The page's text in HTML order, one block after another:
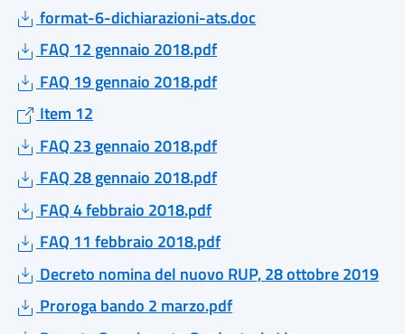
format-6-dichiarazioni-ats.doc
FAQ 12 gennaio 2018.pdf
FAQ 19 gennaio 2018.pdf
Item 12
FAQ 23 gennaio 2018.pdf
FAQ 28 gennaio 2018.pdf
FAQ 4 febbraio 2018.pdf
FAQ 11 febbraio 2018.pdf
Decreto nomina del nuovo RUP, 28 ottobre 2019
Proroga bando 2 marzo.pdf